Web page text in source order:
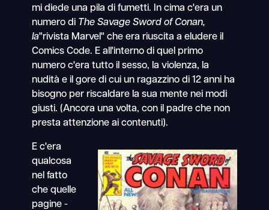
mi diede una pila di fumetti. In cima c'era un
numero di The Savage Sword of Conan,
la"rivista Marvel" che era riuscita a eludere il
Comics Code. E all'interno di quel primo
numero c'era tutto il sesso, la violenza, la
nudità e il gore di cui un ragazzino di 12 anni ha
bisogno per riscaldare la sua mente nei modi
giusti. (Ancora una volta, con il padre che non
presta attenzione ai contenuti).
E c'era
qualcosa
nel fatto
che quelle
pagine -